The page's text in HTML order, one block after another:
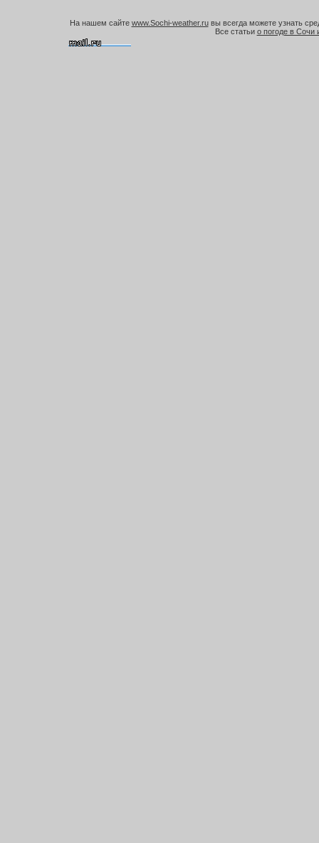
На нашем сайте www.Sochi-weather.ruвы всегда можете узнать
Все статьи о погоде в Сочи